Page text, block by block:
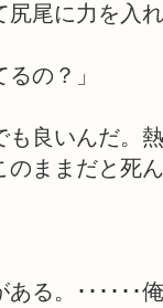
尾に力を入
の？」
も良いんだ。
ままだと死
ある。･････